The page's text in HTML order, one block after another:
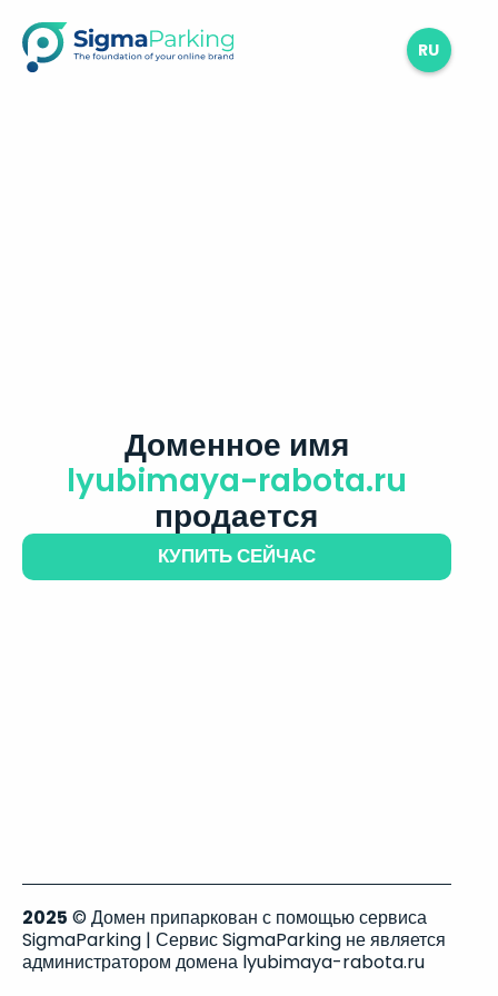
RU
Доменное имя
lyubimaya-rabota.ru
продается
КУПИТЬ СЕЙЧАС
2025 © Домен припаркован с помощью сервиса
SigmaParking | Сервис SigmaParking не является
администратором домена lyubimaya-rabota.ru